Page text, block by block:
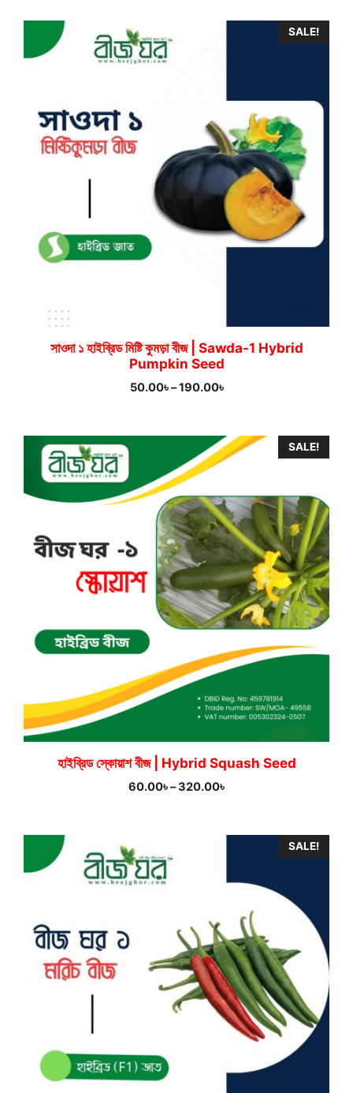
through
SALE!
সাওদা ১ হাইব্রিড মিষ্টি কুমড়া বীজ | Sawda-1 Hybrid
Pumpkin Seed
50.00৳–190.00৳Price
through
190.00৳
SALE!
হাইব্রিড স্কোয়াশ বীজ | Hybrid Squash Seed
60.00৳–320.00৳Price
through
SALE!